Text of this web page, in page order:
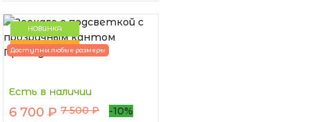
НОВИНКА
ПОПУЛЯРНЫЙ
Доступны любые размеры
Есть в наличии
6 700 ₽ 7 500 ₽
-10%